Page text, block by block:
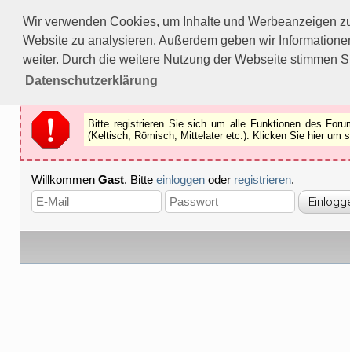
Wir verwenden Cookies, um Inhalte und Werbeanzeigen
Website zu analysieren. Außerdem geben wir
weiter. Durch die weitere Nutzung der Webseite stimmen
Datenschutzerklärung
Bitte registrieren Sie sich um alle Funktionen des Forums
Als Gast können Sie z.B.keine Bilderbetrachten.
Registrieren
Schliessen
Bitte registrieren Sie sich um alle Funktionen des
(Keltisch, Römisch, Mittelater etc.). Klicken Sie hier um
Willkommen Gast. Bitte einloggen oder registrieren.